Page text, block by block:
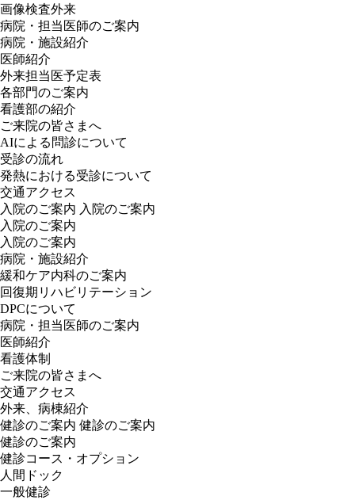
画像検査外来
病院・担当医師のご案内
病院・施設紹介
医師紹介
外来担当医予定表
各部門のご案内
看護部の紹介
ご来院の皆さまへ
AIによる問診について
受診の流れ
発熱における受診について
交通アクセス
入院のご案内 入院のご案内
入院のご案内
入院のご案内
病院・施設紹介
緩和ケア内科のご案内
回復期リハビリテーション
DPCについて
病院・担当医師のご案内
医師紹介
看護体制
ご来院の皆さまへ
交通アクセス
外来、病棟紹介
健診のご案内 健診のご案内
健診のご案内
健診コース・オプション
人間ドック
一般健診